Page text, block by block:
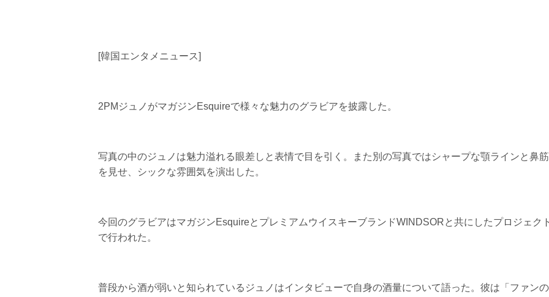
[韓国エンタメニュース]
2PMジュノがマガジンEsquireで様々な魅力のグラビアを披露した。
写真の中のジュノは魅力溢れる眼差しと表情で目を引く。また別の写真ではシャープな顎ラインと鼻筋
を見せ、シックな雰囲気を演出した。
今回のグラビアはマガジンEsquireとプレミアムウイスキーブランドWINDSORと共にしたプロジェク
で行われた。
普段から酒が弱いと知られているジュノはインタビューで自身の酒量について語った。彼は「ファンの